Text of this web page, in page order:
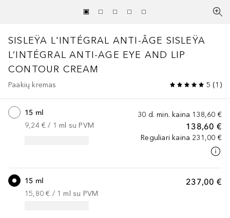
SISLEŸA L'INTÉGRAL ANTI-ÂGE SISLEŸA
L’INTÉGRAL ANTI-AGE EYE AND LIP
CONTOUR CREAM
Paakių kremas 5 (1 )
30 d. min. kaina 138,60 €
138,60 €
Reguliari kaina 231,00 €
15 ml
9,24 € / 1 ml su PVM
237,00 €
15 ml
15,80 € / 1 ml su PVM